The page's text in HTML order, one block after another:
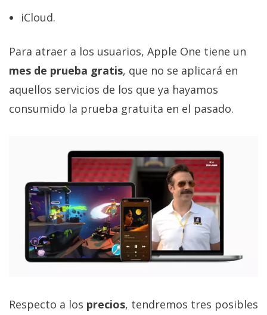
informática,
trucos y
tutoriales.
El Grupo
Informático
(CC) 2006-
iCloud.
Para atraer a los usuarios, Apple One tiene un
mes de prueba gratis, que no se aplicará en
aquellos servicios de los que ya hayamos
consumido la prueba gratuita en el pasado.
Respecto a los precios, tendremos tres posibles